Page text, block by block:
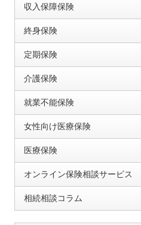
収入保障保険
終身保険
定期保険
介護保険
就業不能保険
女性向け医療保険
医療保険
オンライン保険相談サービス
相続相談コラム